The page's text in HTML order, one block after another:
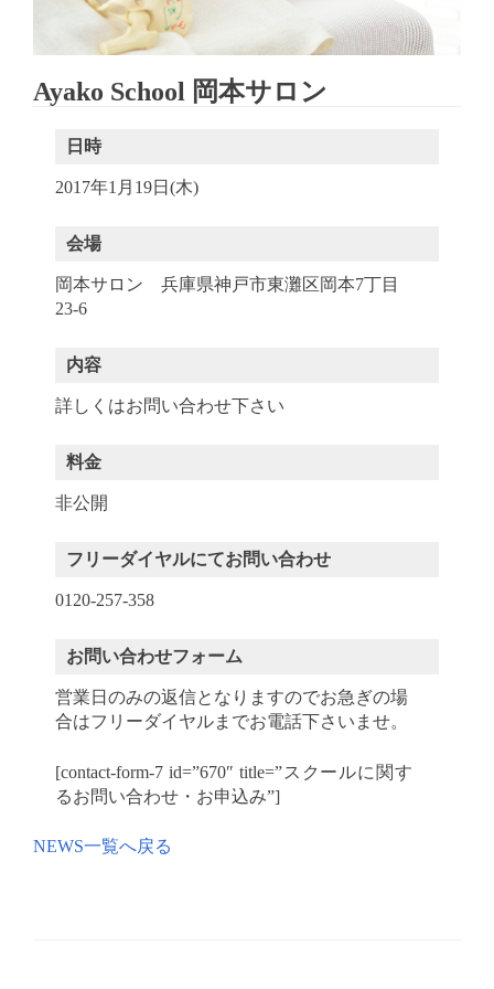
Ayako School 岡本サロン
日時
2017年1月19日(木)
会場
岡本サロン 兵庫県神戸市東灘区岡本7丁目
23-6
内容
詳しくはお問い合わせ下さい
料金
非公開
フリーダイヤルにてお問い合わせ
0120-257-358
お問い合わせフォーム
営業日のみの返信となりますのでお急ぎの場
合はフリーダイヤルまでお電話下さいませ。
[contact-form-7 id=”670″ title=”スクールに関す
るお問い合わせ・お申込み”]
NEWS一覧へ戻る